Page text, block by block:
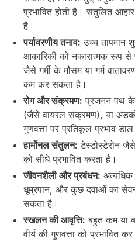
प्रभावित होती है। संतुलित
है।
पर्यावरणीय तनाव: उच्च तापमान
आकारिकी को नकारात्मक रूप से
जैसे गर्मी के मौसम या गर्म
कम कर सकता है।
रोग और संक्रमण: प्रजनन पथ के
(जैसे वायरल संक्रमण), या
गुणवत्ता पर प्रतिकूल प्रभाव
हार्मोनल संतुलन: टेस्टोस्टेरोन
को सीधे प्रभावित करता है।
जीवनशैली और प्रबंधन: अत्यधिक
धूम्रपान, और कुछ दवाओं का
सकता है।
स्खलन की आवृत्ति: बहुत कम या
वीर्य की गुणवत्ता को प्रभावित